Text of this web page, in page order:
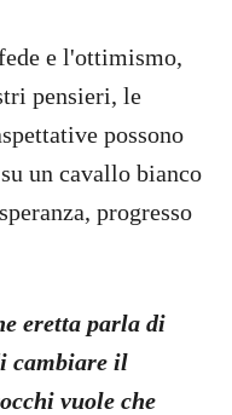
e l'ottimismo,
pensieri, le
possono
un cavallo bianco
progresso
eretta parla di
cambiare il
vuole che